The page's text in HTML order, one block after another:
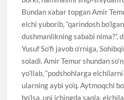
Bundan xabar topgan Amir
elchi yuborib, “qarindosh
dushmanlikning sababi nima?”,
Yusuf So’fi javob o’rniga,
soladi. Amir Temur shundan
yo’llab, “podshohlarga
ularning aybi yo’q. Aytmoqchi
bo’lsa, uni ichingda saqla,